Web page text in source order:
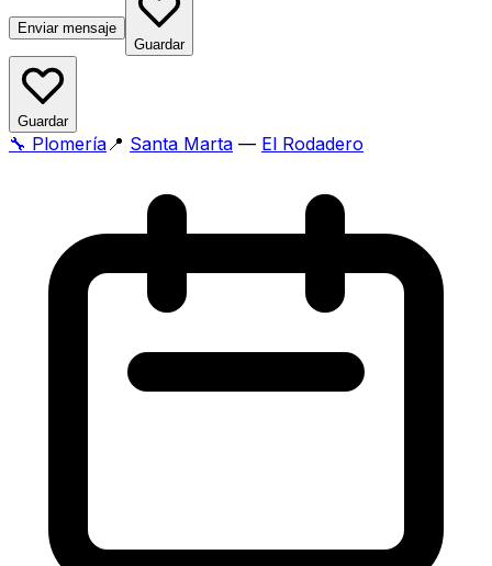
Enviar mensaje
Guardar
Guardar
🔧 Plomería📍 Santa Marta — El Rodadero